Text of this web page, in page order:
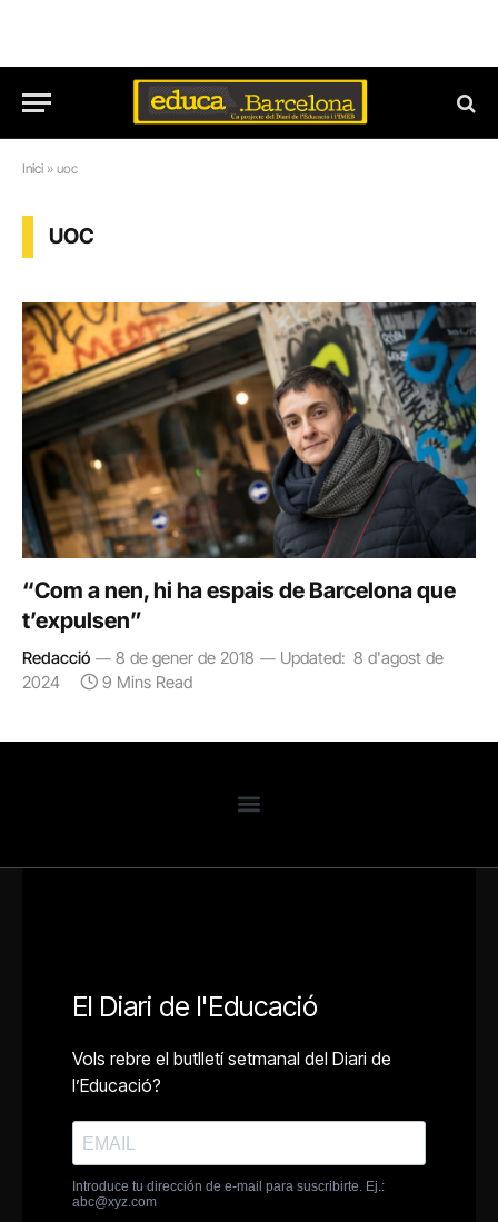
Inici » uoc
UOC
“Com a nen, hi ha espais de Barcelona que
t’expulsen”
Redacció 8 de gener de 2018 Updated: 8 d'agost de
2024
9 Mins Read